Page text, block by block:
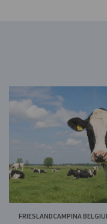
FRIESLANDCAMPINA